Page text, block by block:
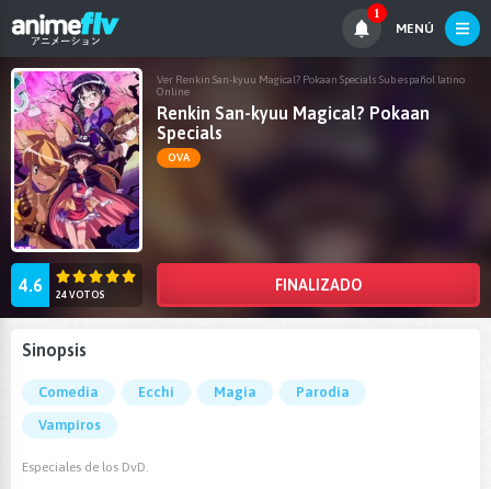
1
MENÚ
Ver Renkin San-kyuu Magical? Pokaan Specials Sub español latino
Online
Renkin San-kyuu Magical? Pokaan
Specials
OVA
4.6 24 VOTOS
FINALIZADO
Sinopsis
Comedia Ecchi Magia
Parodia
Vampiros
Especiales de los DvD.